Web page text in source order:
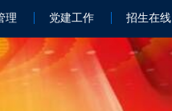
理 党建工作 招生在线